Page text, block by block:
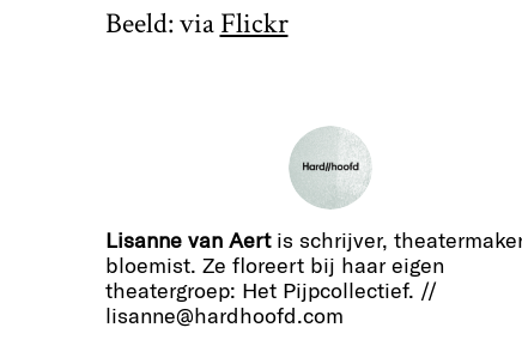
Beeld: viaFlickr
Lisanne van Aertis schrijver,
bloemist. Ze floreert bij haar eigen
theatergroep: Het Pijpcollectief. //
lisanne@hardhoofd.com